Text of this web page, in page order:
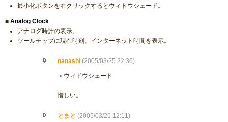
最小化ボタンを右クリックするとウィドウシェード。
■ Analog Clock
アナログ時計の表示。
ツールチップに現在時刻、インターネット時間を表示。
nanashi (2005/03/25 22:36)
＞ウィドウシェード
惜しい。
とまと (2005/03/26 12:11)